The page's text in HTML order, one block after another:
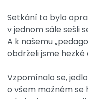
Setkání to bylo
v jednom sále sešli
A k našemu
obdrželi jsme
Vzpomínalo se,
o všem možném se